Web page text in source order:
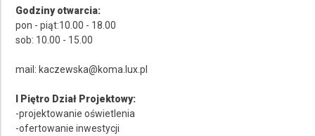
Godziny otwarcia:
pon - piąt:10.00 - 18.00
sob: 10.00 - 15.00
mail: kaczewska@koma.lux.pl
I Piętro Dział Projektowy:
-projektowanie oświetlenia
-ofertowanie inwestycji